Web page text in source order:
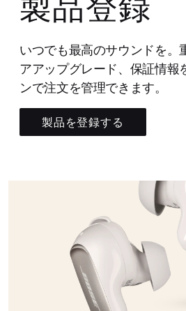
いつでも最高のサウンドを。
アアップグレード、保証情報
ンで注文を管理できます。
製品を登録する